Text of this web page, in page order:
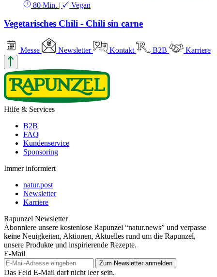
80 Min. | Vegan
Vegetarisches Chili - Chili sin carne
Messe Newsletter Kontakt B2B Karriere
Hilfe & Services
B2B
FAQ
Kundenservice
Sponsoring
Immer informiert
natur.post
Newsletter
Karriere
Rapunzel Newsletter
Abonniere unsere kostenlose Rapunzel “natur.news” und verpasse
keine Neuigkeiten, Aktionen, Aktuelles rund um die Rapunzel,
unsere Produkte und inspirierende Rezepte.
E-Mail
Das Feld E-Mail darf nicht leer sein.